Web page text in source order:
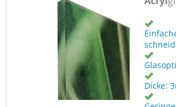
Dicke: